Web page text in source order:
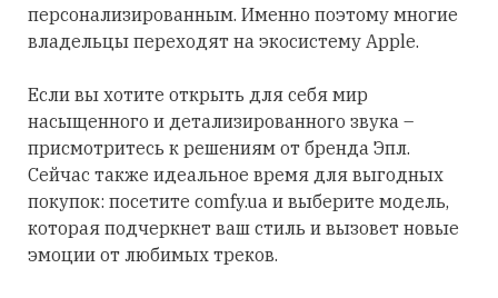
персонализированным. Именно поэтому многие
владельцы переходят на экосистему Apple.
Если вы хотите открыть для себя мир
насыщенного и детализированного звука –
присмотритесь к решениям от бренда Эпл.
Сейчас также идеальное время для выгодных
покупок: посетите comfy.ua и выберите модель,
которая подчеркнет ваш стиль и вызовет новые
эмоции от любимых треков.